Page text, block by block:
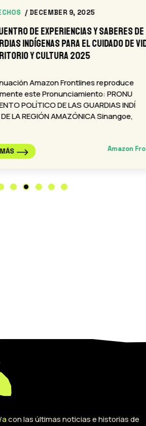
9, 2025
Experiencias y Saberes de
para el cuidado de Vida,
2025
Frontlines reproduce
Pronunciamiento: PRONU
DE LAS GUARDIAS INDÍ
AMAZÓNICA Sinangoe,
Amazon Frontlines
acon las últimas noticias e historias de